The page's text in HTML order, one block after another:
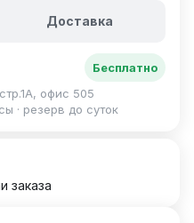
Доставка
Бесплатно
офис 505
· резерв до суток
заказа